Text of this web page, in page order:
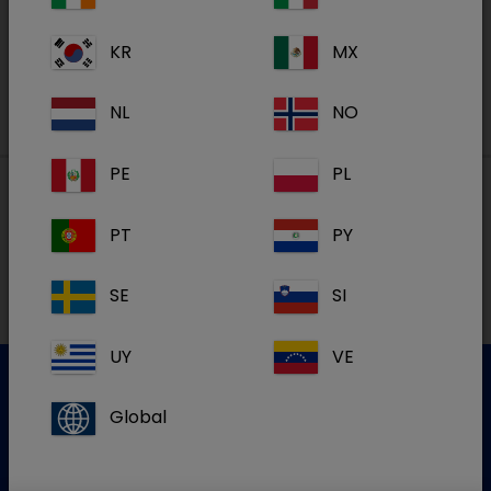
Nos adresses
Service clientèle
KR MX
NL NO
PE PL
PT PY
SE SI
UY VE
Global